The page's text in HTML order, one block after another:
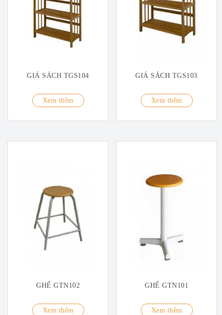
GIÁ SÁCH TGS104
Xem thêm
GIÁ SÁCH TGS103
Xem thêm
GHẾ GTN102
Xem thêm
GHẾ GTN101
Xem thêm